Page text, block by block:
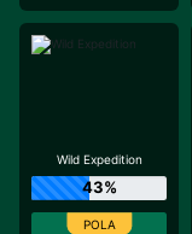
Wild Expedition
43%